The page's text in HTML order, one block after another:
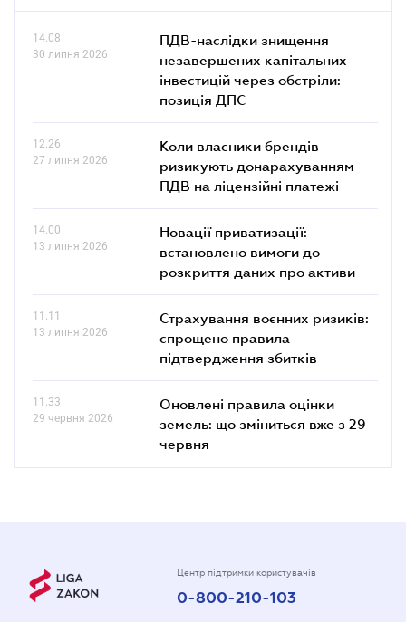
14.08
30 липня 2026
ПДВ-наслідки знищення
незавершених капітальних
інвестицій через обстріли:
позиція ДПС
12.26
27 липня 2026
Коли власники брендів
ризикують донарахуванням
ПДВ на ліцензійні платежі
14.00
13 липня 2026
Новації приватизації:
встановлено вимоги до
розкриття даних про активи
11.11
13 липня 2026
Страхування воєнних ризиків:
спрощено правила
підтвердження збитків
11.33
29 червня 2026
Оновлені правила оцінки
земель: що зміниться вже з 29
червня
Центр підтримки користувачів
0-800-210-103